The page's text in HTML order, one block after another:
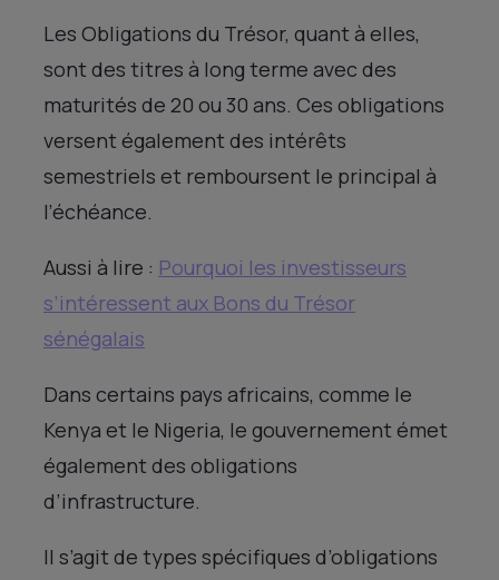
Les Obligations du Trésor, quant à elles,
sont des titres à long terme avec des
maturités de 20 ou 30 ans. Ces obligations
versent également des intérêts
semestriels et remboursent le principal à
l’échéance.
Aussi à lire : Pourquoi les investisseurs
s’intéressent aux Bons du Trésor
sénégalais
Dans certains pays africains, comme le
Kenya et le Nigeria, le gouvernement émet
également des obligations
d’infrastructure.
Il s’agit de types spécifiques d’obligations